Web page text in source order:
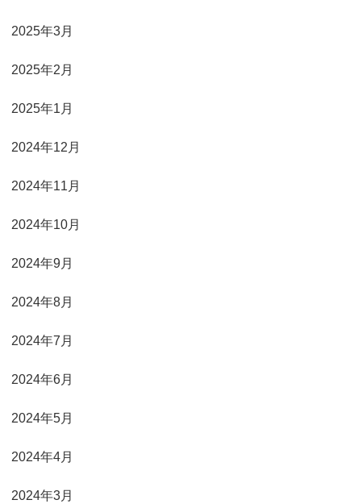
2025年3月
2025年2月
2025年1月
2024年12月
2024年11月
2024年10月
2024年9月
2024年8月
2024年7月
2024年6月
2024年5月
2024年4月
2024年3月